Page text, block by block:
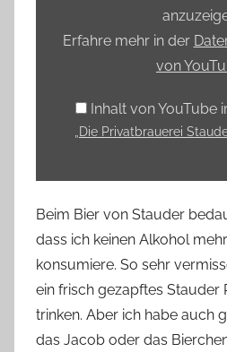
YouTube
anzeigen
Erfahre mehr in der
von
Inhalt von YouTube
„Die Privatbrauerei
Beim Bier von Stauder
dass ich keinen Alkohol mehr
konsumiere. So sehr
ein frisch gezapftes Stauder
trinken. Aber ich habe auch
das Jacob oder das